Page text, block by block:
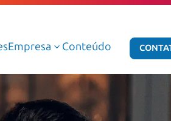
Serviços Gerenciados de Dados e IA
Empresa 3 Conteúdo